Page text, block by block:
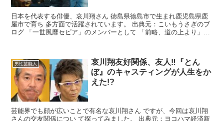
日本を代表する俳優、哀川翔さん 徳島県徳島市で生まれ鹿児島県鹿
屋市で育ち 多方面で活躍されています。 出典元：こいもうさぎのブ
ログ 「一世風靡セピア」のメンバーとして 「前略、道の上より」で
男性芸能人
哀川翔友好関係、友人‼『とん
ぼ』のキャスティングが人生をか
えた!?
芸能界でも顔が広いことで有名な哀川翔さん ですが、今回は哀川翔
さんの交友関係につい て探ってみました。 出典元：ヨコハマ経済新